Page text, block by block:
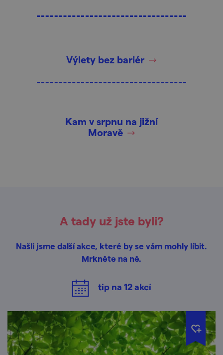
Výlety bez bariér
Kam v srpnu na jižní
Moravě
A tady už jste byli?
Našli jsme další akce, které by se vám mohly líbit.
Mrkněte na ně.
tip na 12akcí